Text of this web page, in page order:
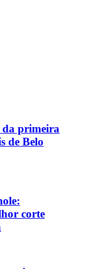
da primeira
de Belo
corte